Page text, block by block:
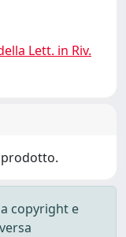
Lett. in Riv.
prodotto.
copyright e